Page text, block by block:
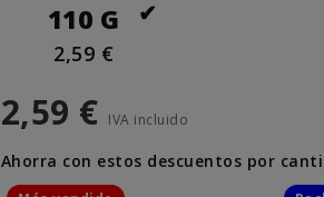
110 G
2,59 €
2,59 € IVA incluido
Ahorra con estos descuentos por